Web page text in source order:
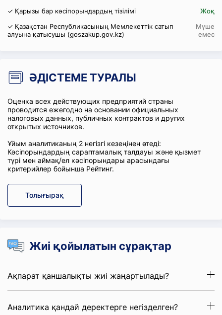
✓ Қарызы бар кәсіпорындардың тізілімі
Жоқ
✓ Қазақстан Республикасының Мемлекеттік сатып
алуына қатысушы (goszakup.gov.kz)
Мүше
емес
ӘДІСТЕМЕ ТУРАЛЫ
Оценка всех действующих предприятий страны
проводится ежегодно на основании официальных
налоговых данных, публичных контрактов и других
открытых источников.
Ұйым аналитиканың 2 негізгі кезеңінен өтеді:
Кәсіпорындардың сараптамалық талдауы және қызмет
түрі мен аймақ/ел кәсіпорындары арасындағы
критерийлер бойынша Рейтинг.
Толығырақ
Жиі қойылатын сұрақтар
Ақпарат қаншалықты жиі жаңартылады?
Аналитика қандай деректерге негізделген?